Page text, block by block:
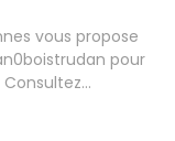
vous propose
aux